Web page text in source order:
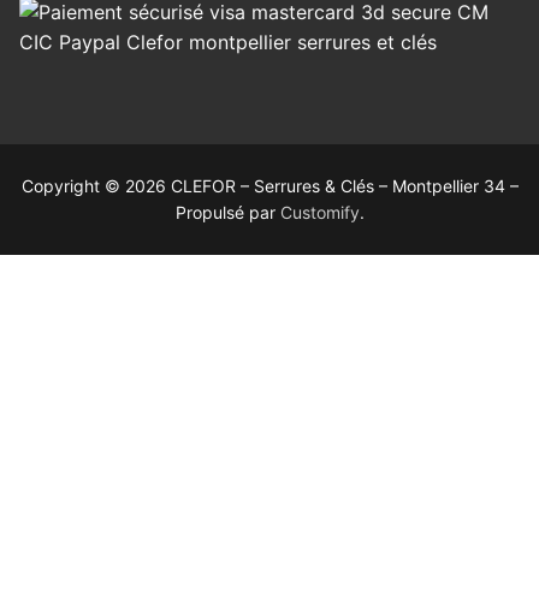
Copyright © 2026 CLEFOR – Serrures & Clés – Montpellier 34 –
Propulsé par Customify.